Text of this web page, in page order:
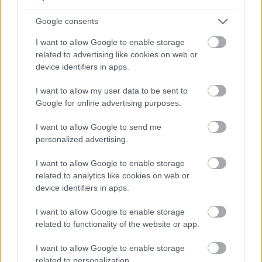
Google consents
I want to allow Google to enable storage
related to advertising like cookies on web or
device identifiers in apps.
I want to allow my user data to be sent to
Google for online advertising purposes.
I want to allow Google to send me
personalized advertising.
I want to allow Google to enable storage
related to analytics like cookies on web or
device identifiers in apps.
I want to allow Google to enable storage
related to functionality of the website or app.
I want to allow Google to enable storage
related to personalization.
Érdemes még elgondolkodni a két deus ex machina-
szerű alakon, Emil bácsin (Ráday Imre) és a
részét ők szolgáltatják, az első fickó egész nap egy
magas toronyban állva figyeli a falusiakat, ezért
mindenkiről mindent tud, plusz még érintett is
az addig történt összes eseménnyel, mintha ott lett
volna mindegyiknél. Ezek valószínűleg az
időspórolás miatt vannak, ám közben a jellegzetes,
mindent tudó falusiakat is jelképezik.